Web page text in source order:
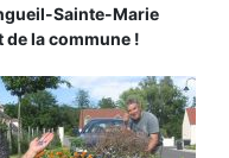
Sainte-Marie
la commune !